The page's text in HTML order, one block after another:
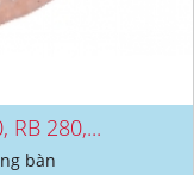
RB 280,...
bàn